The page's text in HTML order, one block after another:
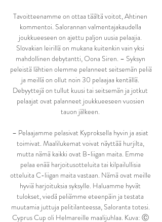
Tavoitteenamme on ottaa täältä voitot, Ahtinen
kommentoi. Salorannan valmentajakaudella
joukkueeseen on ajettu paljon uusia pelaajia.
Slovakian leirillä on mukana kuitenkin vain yksi
mahdollinen debytantti, Oona Siren. – Syksyn
peleistä lähtien olemme pelanneet seitsemän peliä
ja meillä on ollut noin 30 pelaajaa kentällä.
Debyyttejä on tullut kuusi tai seitsemän ja jotkut
pelaajat ovat palanneet joukkueeseen vuosien
tauon jälkeen.
– Pelaajamme pelasivat Kyproksella hyvin ja asiat
toimivat. Maalilukemat voivat näyttää hurjilta,
mutta nämä kaikki ovat B-liigan maita. Emme
pelaa enää harjoitusotteluita tai kilpailullisia
otteluita C-liigan maita vastaan. Nämä ovat meille
hyviä harjoituksia syksylle. Haluamme hyvät
tulokset, viedä peliämme eteenpäin ja testata
muutamia juttuja pelitilanteessa, Saloranta totesi.
Cyprus Cup oli Helmareille maalijuhlaa. Kuva: Ⓒ